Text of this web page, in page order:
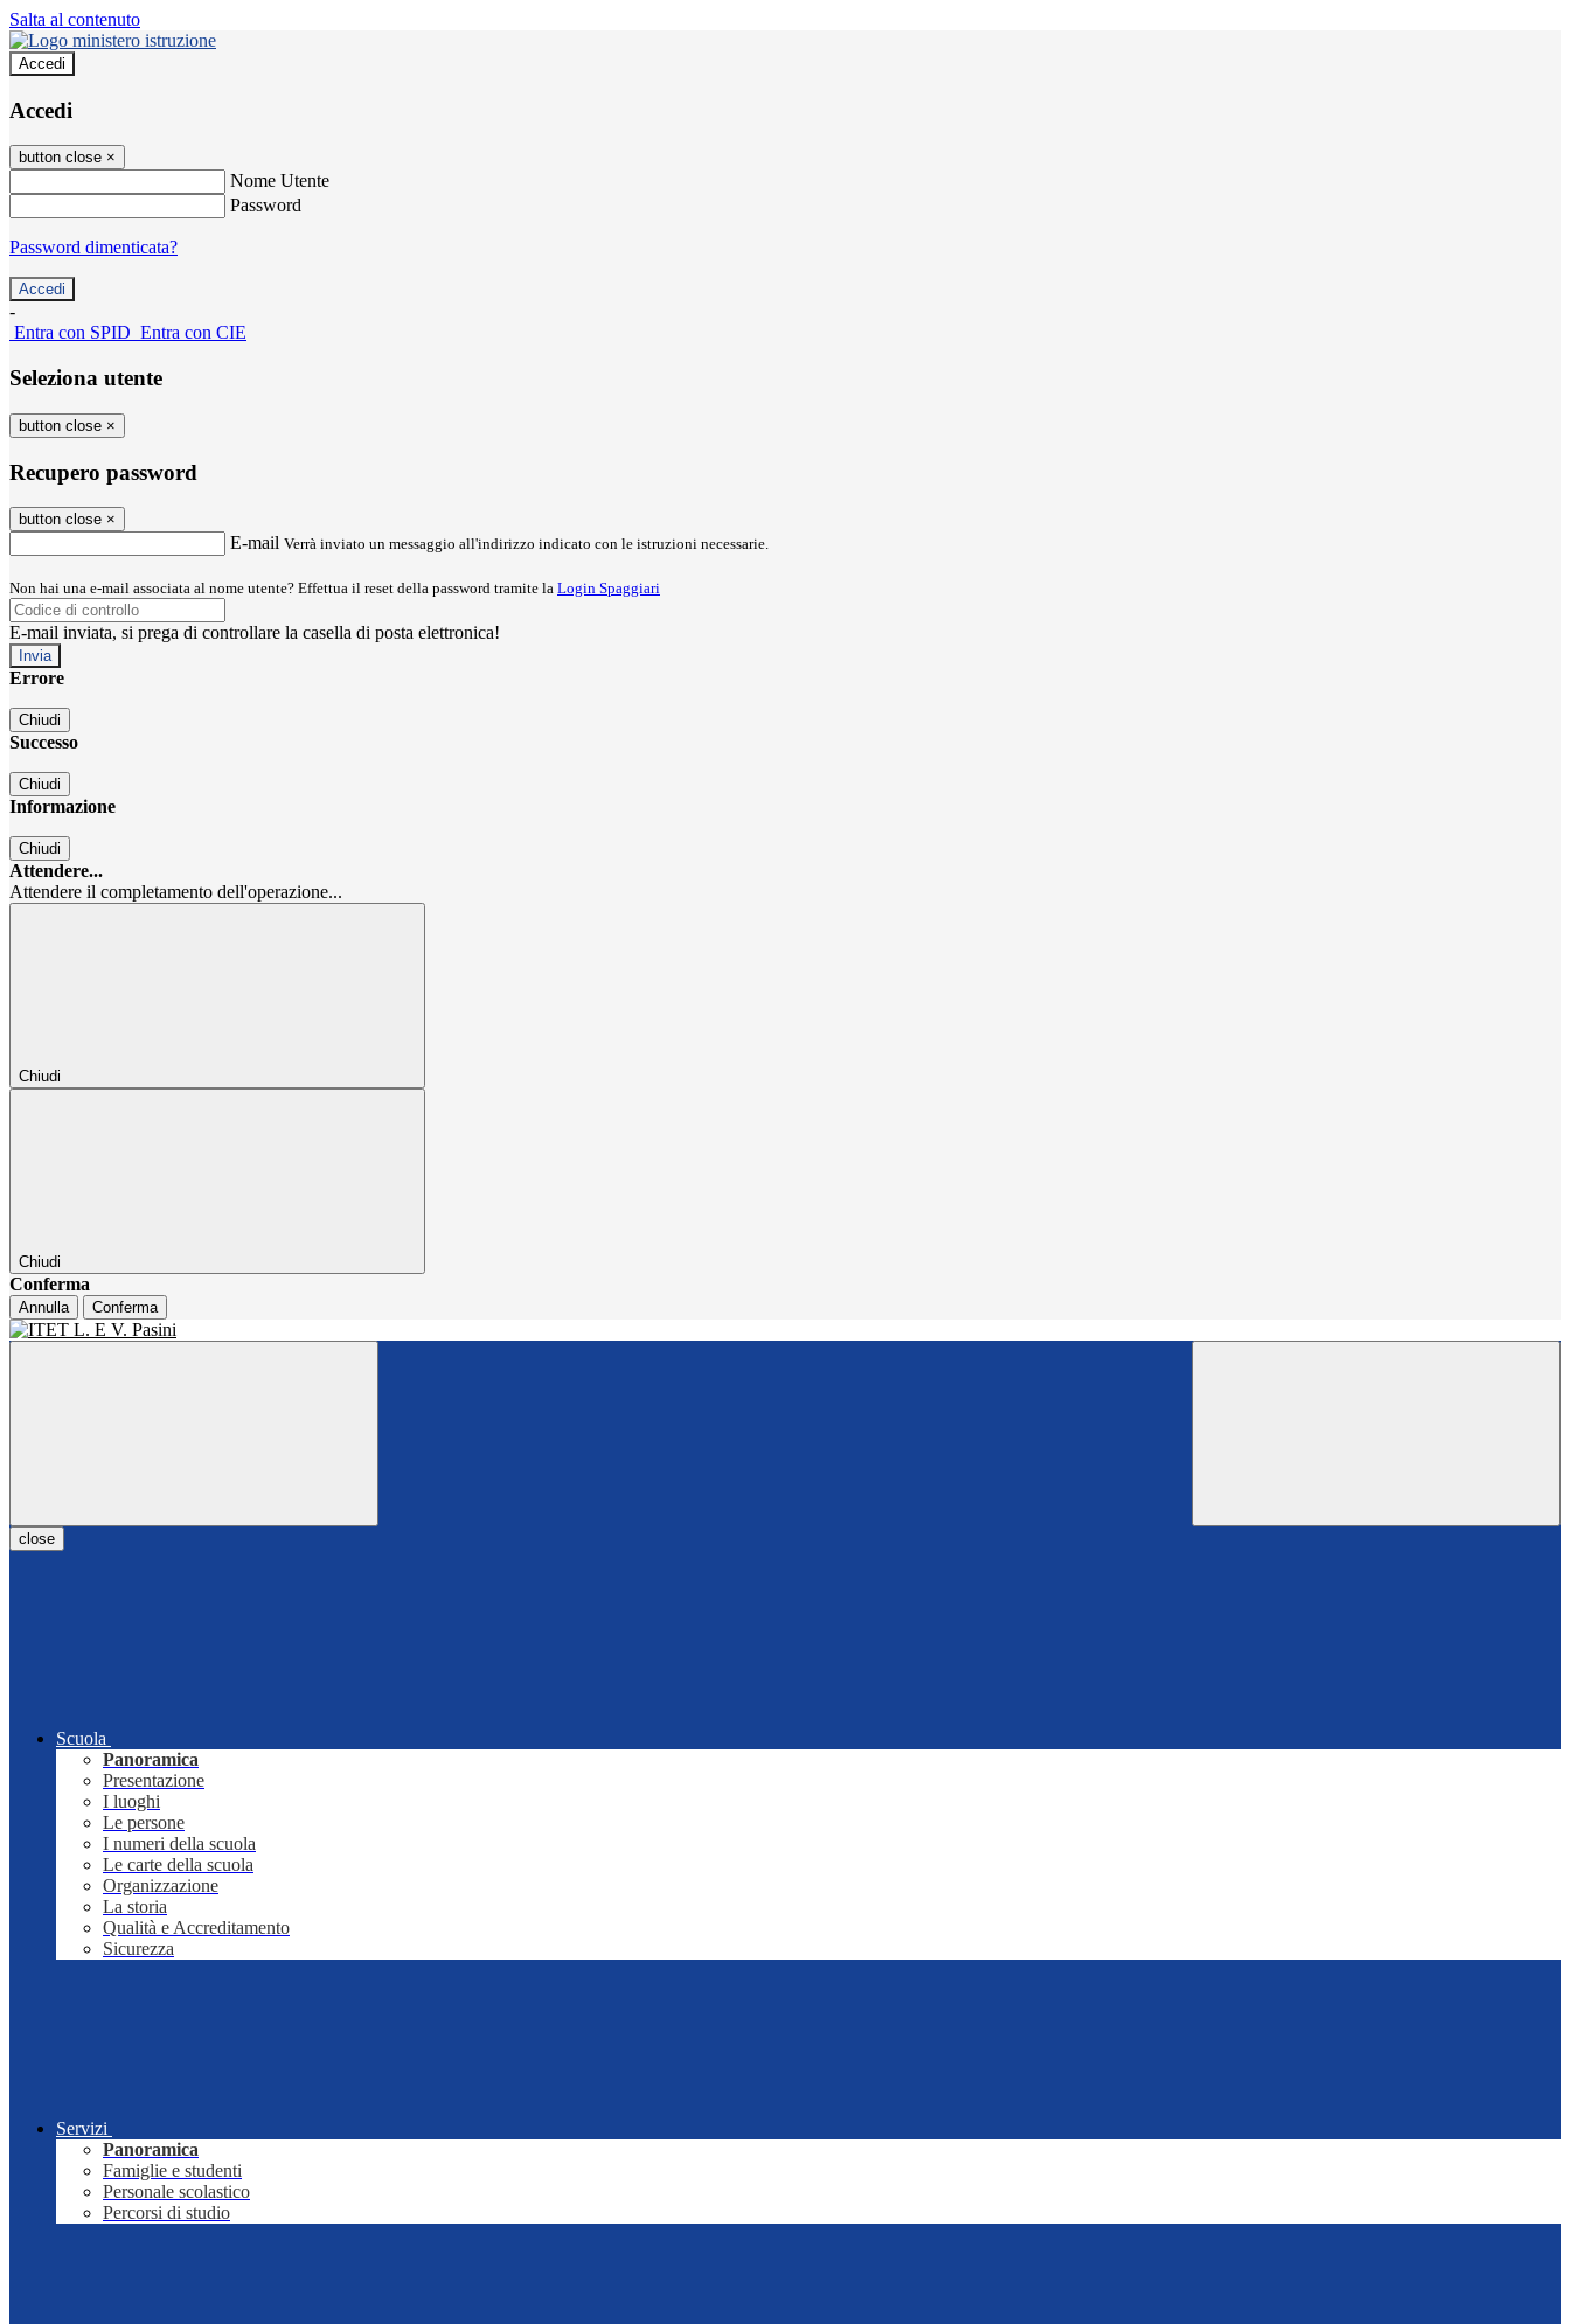
Salta al contenuto
Accedi
Accedi
button close ×
Nome Utente
Password
Password dimenticata?
-
Entra con SPID Entra con CIE
Seleziona utente
button close ×
Recupero password
button close ×
E-mail Verrà inviato un messaggio all'indirizzo indicato con le istruzioni necessarie.
Non hai una e-mail associata al nome utente? Effettua il reset della password tramite la Login Spaggiari
E-mail inviata, si prega di controllare la casella di posta elettronica!
Errore
Chiudi
Successo
Chiudi
Informazione
Chiudi
Attendere...
Attendere il completamento dell'operazione...
Chiudi
Chiudi
Conferma
Annulla Conferma
close
Scuola
Panoramica
Presentazione
I luoghi
Le persone
I numeri della scuola
Le carte della scuola
Organizzazione
La storia
Qualità e Accreditamento
Sicurezza
Servizi
Panoramica
Famiglie e studenti
Personale scolastico
Percorsi di studio